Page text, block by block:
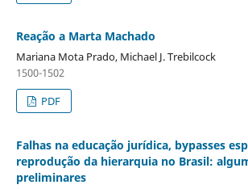
Reação a Marta Machado
Mariana Mota Prado, Michael J. Trebilcock
1500-1502
PDF
Falhas na educação jurídica, bypasses
reprodução da hierarquia no Brasil:
preliminares